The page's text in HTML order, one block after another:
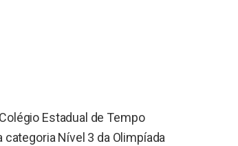
Estadual de Tempo
Nível 3 da Olimpíada